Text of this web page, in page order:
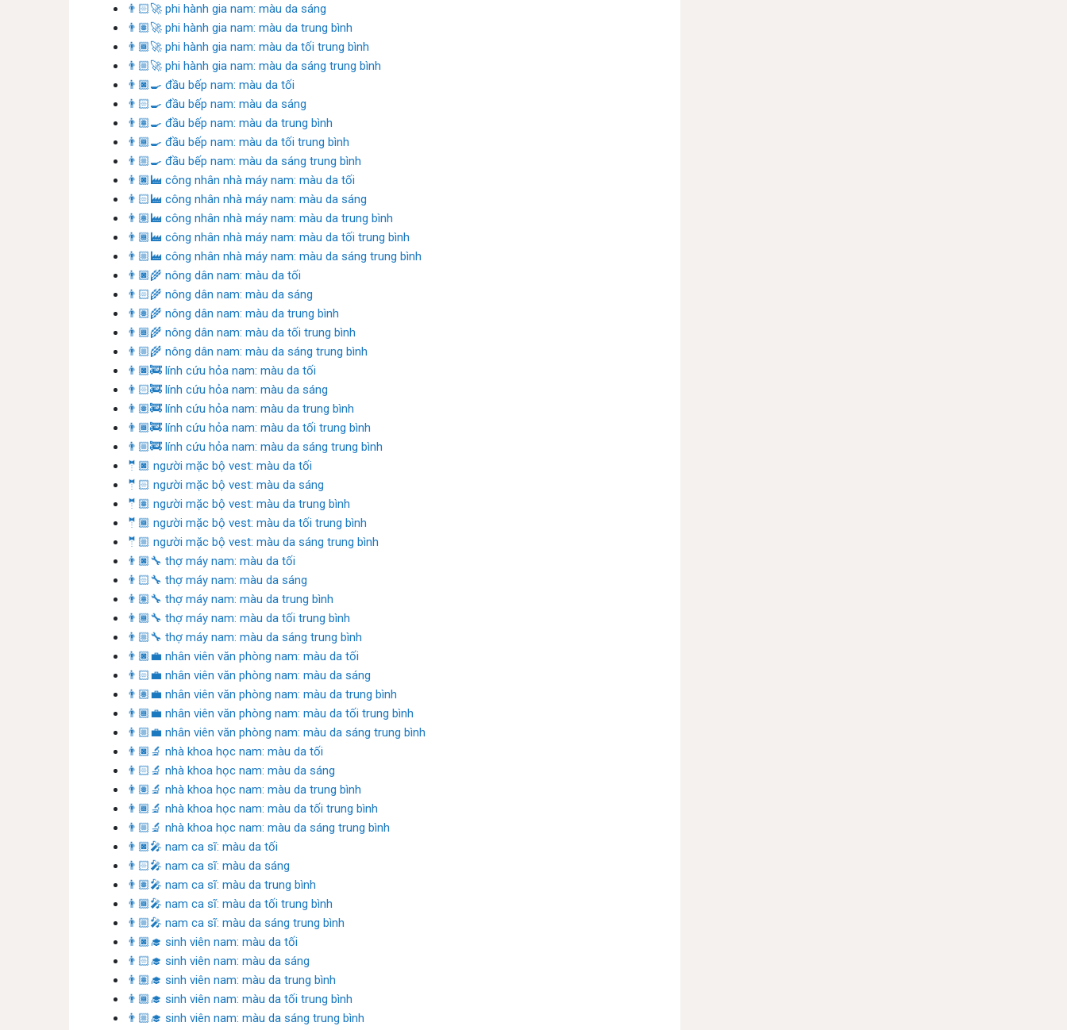
👨🏻‍🚀 phi hành gia nam: màu da sáng
👨🏽‍🚀 phi hành gia nam: màu da trung bình
👨🏾‍🚀 phi hành gia nam: màu da tối trung bình
👨🏼‍🚀 phi hành gia nam: màu da sáng trung bình
👨🏿‍🍳 đầu bếp nam: màu da tối
👨🏻‍🍳 đầu bếp nam: màu da sáng
👨🏽‍🍳 đầu bếp nam: màu da trung bình
👨🏾‍🍳 đầu bếp nam: màu da tối trung bình
👨🏼‍🍳 đầu bếp nam: màu da sáng trung bình
👨🏿‍🏭 công nhân nhà máy nam: màu da tối
👨🏻‍🏭 công nhân nhà máy nam: màu da sáng
👨🏽‍🏭 công nhân nhà máy nam: màu da trung bình
👨🏾‍🏭 công nhân nhà máy nam: màu da tối trung bình
👨🏼‍🏭 công nhân nhà máy nam: màu da sáng trung bình
👨🏿‍🌾 nông dân nam: màu da tối
👨🏻‍🌾 nông dân nam: màu da sáng
👨🏽‍🌾 nông dân nam: màu da trung bình
👨🏾‍🌾 nông dân nam: màu da tối trung bình
👨🏼‍🌾 nông dân nam: màu da sáng trung bình
👨🏿‍🚒 lính cứu hỏa nam: màu da tối
👨🏻‍🚒 lính cứu hỏa nam: màu da sáng
👨🏽‍🚒 lính cứu hỏa nam: màu da trung bình
👨🏾‍🚒 lính cứu hỏa nam: màu da tối trung bình
👨🏼‍🚒 lính cứu hỏa nam: màu da sáng trung bình
🤵🏿 người mặc bộ vest: màu da tối
🤵🏻 người mặc bộ vest: màu da sáng
🤵🏽 người mặc bộ vest: màu da trung bình
🤵🏾 người mặc bộ vest: màu da tối trung bình
🤵🏼 người mặc bộ vest: màu da sáng trung bình
👨🏿‍🔧 thợ máy nam: màu da tối
👨🏻‍🔧 thợ máy nam: màu da sáng
👨🏽‍🔧 thợ máy nam: màu da trung bình
👨🏾‍🔧 thợ máy nam: màu da tối trung bình
👨🏼‍🔧 thợ máy nam: màu da sáng trung bình
👨🏿‍💼 nhân viên văn phòng nam: màu da tối
👨🏻‍💼 nhân viên văn phòng nam: màu da sáng
👨🏽‍💼 nhân viên văn phòng nam: màu da trung bình
👨🏾‍💼 nhân viên văn phòng nam: màu da tối trung bình
👨🏼‍💼 nhân viên văn phòng nam: màu da sáng trung bình
👨🏿‍🔬 nhà khoa học nam: màu da tối
👨🏻‍🔬 nhà khoa học nam: màu da sáng
👨🏽‍🔬 nhà khoa học nam: màu da trung bình
👨🏾‍🔬 nhà khoa học nam: màu da tối trung bình
👨🏼‍🔬 nhà khoa học nam: màu da sáng trung bình
👨🏿‍🎤 nam ca sĩ: màu da tối
👨🏻‍🎤 nam ca sĩ: màu da sáng
👨🏽‍🎤 nam ca sĩ: màu da trung bình
👨🏾‍🎤 nam ca sĩ: màu da tối trung bình
👨🏼‍🎤 nam ca sĩ: màu da sáng trung bình
👨🏿‍🎓 sinh viên nam: màu da tối
👨🏻‍🎓 sinh viên nam: màu da sáng
👨🏽‍🎓 sinh viên nam: màu da trung bình
👨🏾‍🎓 sinh viên nam: màu da tối trung bình
👨🏼‍🎓 sinh viên nam: màu da sáng trung bình